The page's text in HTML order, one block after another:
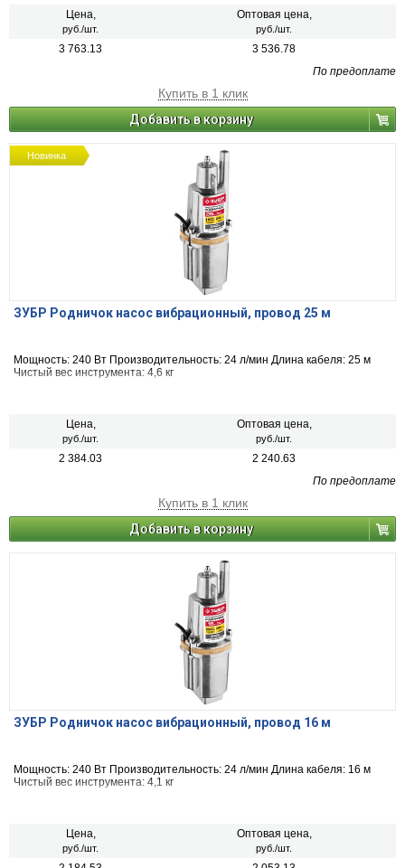
Цена,
руб./шт.
Оптовая цена,
руб./шт.
3 763.13
3 536.78
По предоплате
Купить в 1 клик
Добавить в корзину
Новинка
ЗУБР Родничок насос вибрационный, провод 25 м
Мощность: 240 Вт Производительность: 24 л/мин Длина кабеля: 25 м
Чистый вес инструмента: 4,6 кг
Цена,
руб./шт.
Оптовая цена,
руб./шт.
2 384.03
2 240.63
По предоплате
Купить в 1 клик
Добавить в корзину
ЗУБР Родничок насос вибрационный, провод 16 м
Мощность: 240 Вт Производительность: 24 л/мин Длина кабеля: 16 м
Чистый вес инструмента: 4,1 кг
Цена,
руб./шт.
Оптовая цена,
руб./шт.